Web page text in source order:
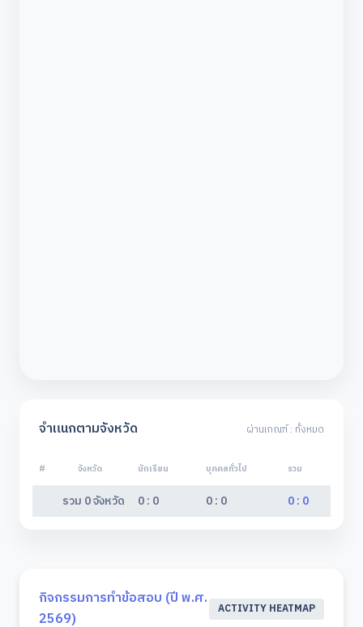
จำแนกตามจังหวัด ผ่านเกณฑ์ : ทั้งหมด
# จังหวัด นักเรียน บุคคลทั่วไป รวม
รวม 0 จังหวัด 0 : 0 0 : 0 0 : 0
กิจกรรมการทำข้อสอบ (ปี พ.ศ.
2569)
ACTIVITY HEATMAP